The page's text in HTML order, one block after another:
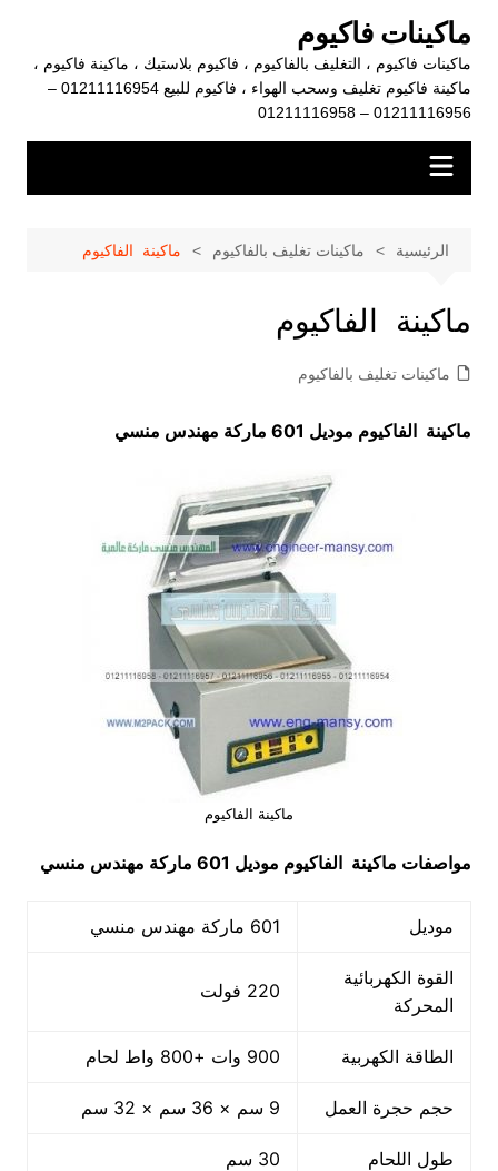
المحتوى
ماكينات فاكيوم
ماكينات فاكيوم ، التغليف بالفاكيوم ، فاكيوم بلاستيك ، ماكينة فاكيوم ،
ماكينة فاكيوم تغليف وسحب الهواء ، فاكيوم للبيع 01211116954 –
01211116956 – 01211116958
الرئيسية ماكينات تغليف بالفاكيوم ماكينة الفاكيوم
ماكينة الفاكيوم
ماكينات تغليف بالفاكيوم
ماكينة الفاكيوم موديل 601 ماركة مهندس منسي
ماكينة الفاكيوم
مواصفات ماكينة الفاكيوم موديل 601 ماركة مهندس منسي
موديل 601 ماركة مهندس منسي
القوة الكهربائية
المحركة
220 فولت
الطاقة الكهربية 900 وات +800 واط لحام
حجم حجرة العمل 9 سم × 36 سم × 32 سم
طول اللحام 30 سم